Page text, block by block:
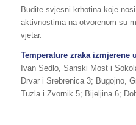
Budite svjesni krhotina koje
aktivnostima na otvorenom su
vjetar.
Temperature zraka izmjerene
Ivan Sedlo, Sanski Most i
Drvar i Srebrenica 3; Bugojno,
Tuzla i Zvornik 5; Bijeljina 6;